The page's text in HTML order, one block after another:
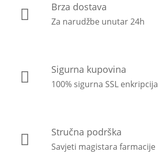
Brza dostava
Za narudžbe unutar 24h
Sigurna kupovina
100% sigurna SSL enkripcija
Stručna podrška
Savjeti magistara farmacije